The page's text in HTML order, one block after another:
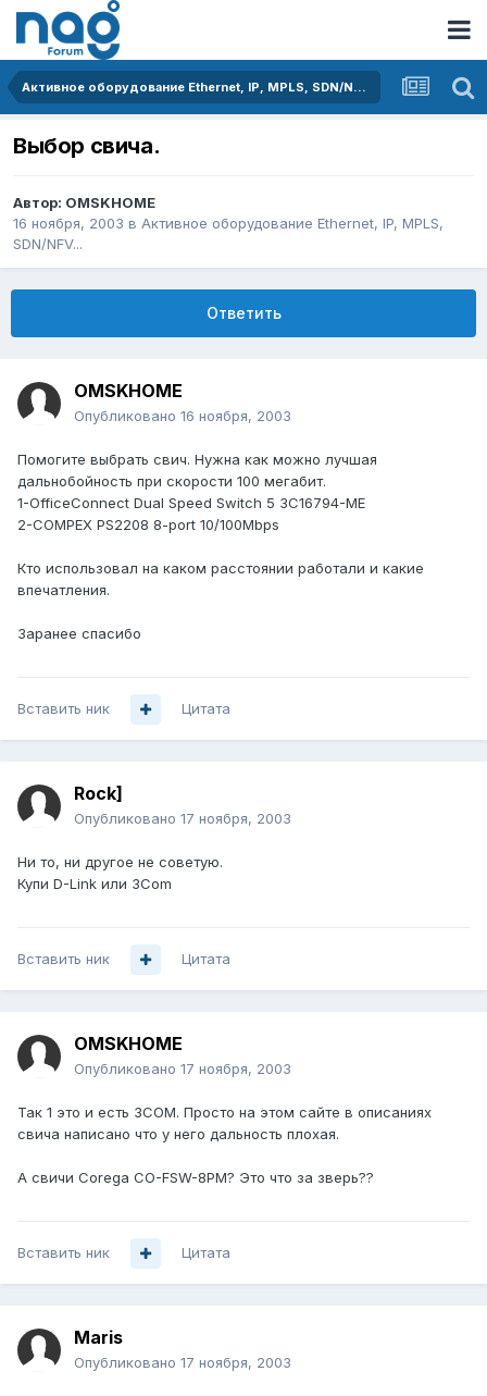
Активное оборудование Ethernet, IP, MPLS, SDN/NFV...
Выбор свича.
Автор: OMSKHOME
16 ноября, 2003 в Активное оборудование Ethernet, IP, MPLS,
SDN/NFV...
Ответить
OMSKHOME
Опубликовано 16 ноября, 2003
Помогите выбрать свич. Нужна как можно лучшая
дальнобойность при скорости 100 мегабит.
1-OfficeConnect Dual Speed Switch 5 3C16794-ME
2-COMPEX PS2208 8-port 10/100Mbps
Кто использовал на каком расстоянии работали и какие
впечатления.
Заранее спасибо
Вставить ник Цитата
Rock]
Опубликовано 17 ноября, 2003
Ни то, ни другое не советую.
Купи D-Link или 3Com
Вставить ник Цитата
OMSKHOME
Опубликовано 17 ноября, 2003
Так 1 это и есть 3COM. Просто на этом сайте в описаниях
свича написано что у него дальность плохая.
А свичи Corega CO-FSW-8PM? Это что за зверь??
Вставить ник Цитата
Maris
Опубликовано 17 ноября, 2003